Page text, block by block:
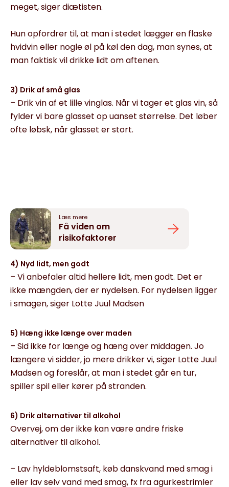
meget, siger diætisten.
Hun opfordrer til, at man i stedet lægger en flaske
hvidvin eller nogle øl på køl den dag, man synes, at
man faktisk vil drikke lidt om aftenen.
3) Drik af små glas
– Drik vin af et lille vinglas. Når vi tager et glas vin, så
fylder vi bare glasset op uanset størrelse. Det løber
ofte løbsk, når glasset er stort.
Læs mere
Få viden om
risikofaktorer
4) Nyd lidt, men godt
– Vi anbefaler altid hellere lidt, men godt. Det er
ikke mængden, der er nydelsen. For nydelsen ligger
i smagen, siger Lotte Juul Madsen
5) Hæng ikke længe over maden
– Sid ikke for længe og hæng over middagen. Jo
længere vi sidder, jo mere drikker vi, siger Lotte Juul
Madsen og foreslår, at man i stedet går en tur,
spiller spil eller kører på stranden.
6) Drik alternativer til alkohol
Overvej, om der ikke kan være andre friske
alternativer til alkohol.
– Lav hyldeblomstsaft, køb danskvand med smag i
eller lav selv vand med smag, fx fra agurkestrimler